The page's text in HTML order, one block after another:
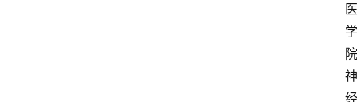
医
学
院
神
经